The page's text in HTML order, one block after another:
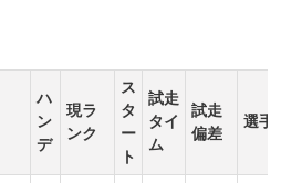
ハ
ン
デ
現ラ
ンク
ス
タ
ー
ト
試走
タイ
ム
試走
偏差
選手